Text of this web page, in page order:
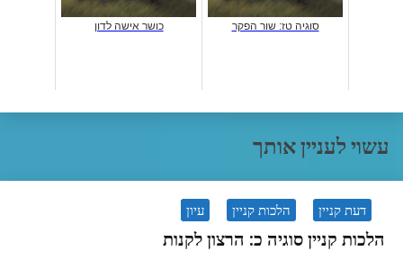
סוגיה טז: שור הפקר כושר אישה לדון
עשוי לעניין אותך
דעת קניין הלכות קניין עיון
הלכות קניין סוגיה כ: הרצון לקנות